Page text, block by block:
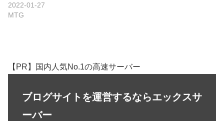
2022-01-27
MTG
【PR】国内人気No.1の高速サーバー
ブログサイトを運営するならエックスサ
ーバー